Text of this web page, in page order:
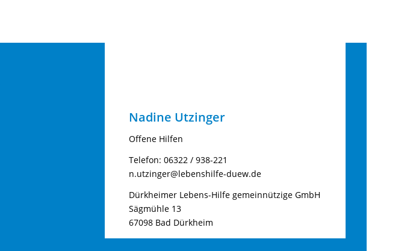
Nadine Utzinger
Offene Hilfen
Telefon: 06322 / 938-221
n.utzinger@lebenshilfe-duew.de
Dürkheimer Lebens-Hilfe gemeinnützige GmbH
Sägmühle 13
67098 Bad Dürkheim